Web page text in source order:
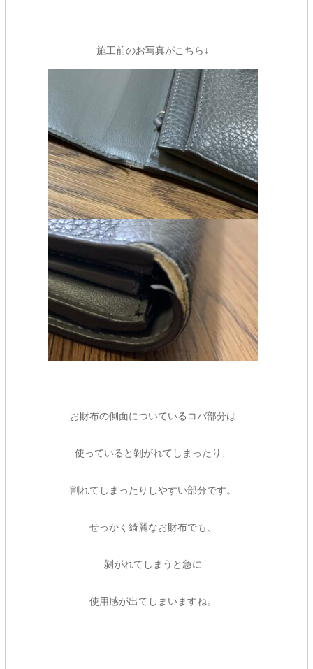
施工前のお写真がこちら↓
お財布の側面についているコバ部分は
使っていると剝がれてしまったり、
割れてしまったりしやすい部分です。
せっかく綺麗なお財布でも、
剝がれてしまうと急に
使用感が出てしまいますね。